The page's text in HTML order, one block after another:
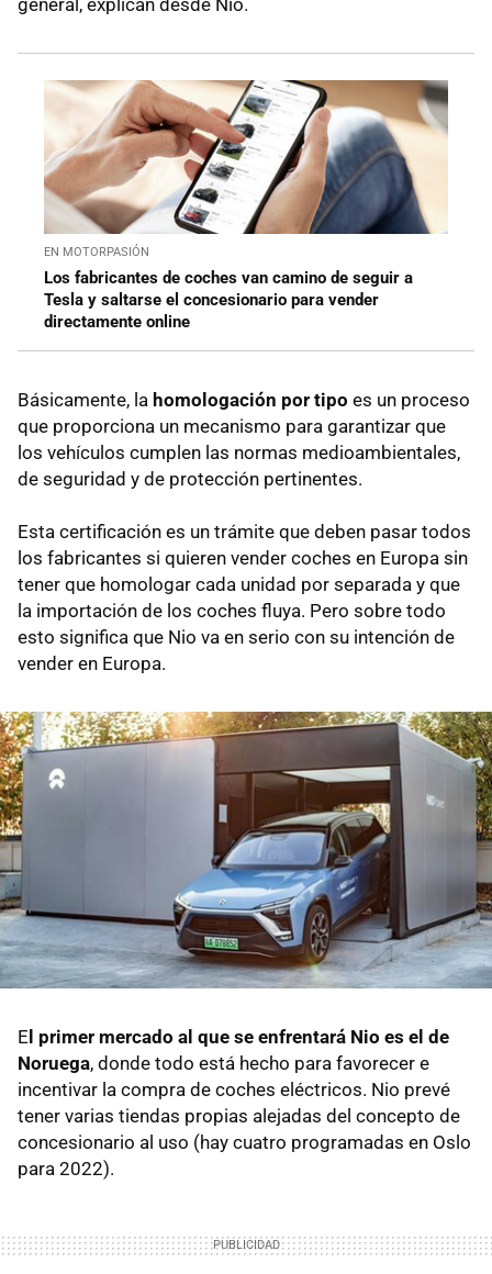
EN MOTORPASIÓN
Los fabricantes de coches van camino de seguir a
Tesla y saltarse el concesionario para vender
directamente online
Básicamente, la homologación por tipo es un proceso
que proporciona un mecanismo para garantizar que
los vehículos cumplen las normas medioambientales,
de seguridad y de protección pertinentes.
Esta certificación es un trámite que deben pasar todos
los fabricantes si quieren vender coches en Europa sin
tener que homologar cada unidad por separada y que
la importación de los coches fluya. Pero sobre todo
esto significa que Nio va en serio con su intención de
vender en Europa.
E l primer mercado al que se enfrentará Nio es el de
Noruega, donde todo está hecho para favorecer e
incentivar la compra de coches eléctricos. Nio prevé
tener varias tiendas propias alejadas del concepto de
concesionario al uso (hay cuatro programadas en Oslo
para 2022).